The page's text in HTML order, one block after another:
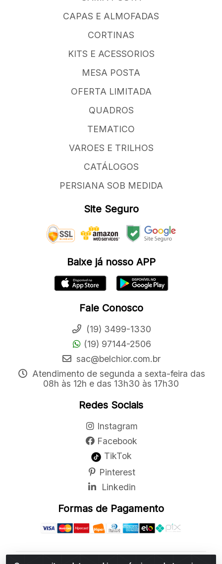
CAPAS E ALMOFADAS
CORTINAS
KITS E ACESSORIOS
MESA POSTA
OFERTA LIMITADA
QUADROS
TEMATICO
VAROES E TRILHOS
CATÁLOGOS
PERSIANA SOB MEDIDA
Site Seguro
Baixe já nosso APP
Fale Conosco
(19) 3499-1330
(19) 97144-2506
sac@belchior.com.br
Atendimento de segunda a sexta-feira das
08h às 12h e das 13h30 às 17h30
Redes Sociais
Instagram
Facebook
TikTok
Pinterest
Linkedin
Formas de Pagamento